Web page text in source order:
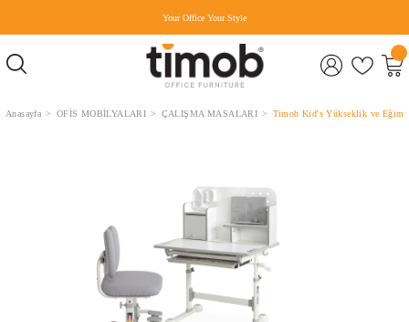
Your Office Your Style
Anasayfa OFİS MOBİLYALARI ÇALIŞMA MASALARI Timob Kid's Yükseklik ve Eğim